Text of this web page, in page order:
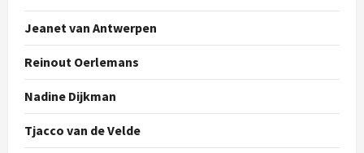
Jeanet van Antwerpen
Reinout Oerlemans
Nadine Dijkman
Tjacco van de Velde